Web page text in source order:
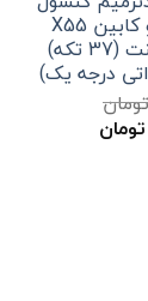
است.و مانیتور و کابین X55
PRO اکسلنت (37 تکه)
درجه یک)
تومان
تومان